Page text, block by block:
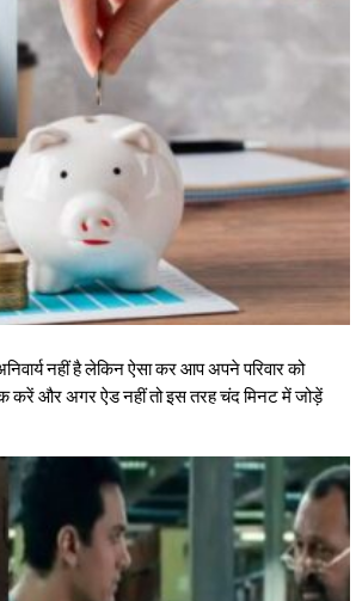
नहीं है लेकिन ऐसा कर आप अपने परिवार को
करें और अगर ऐड नहीं तो इस तरह चंद मिनट में जोड़ें